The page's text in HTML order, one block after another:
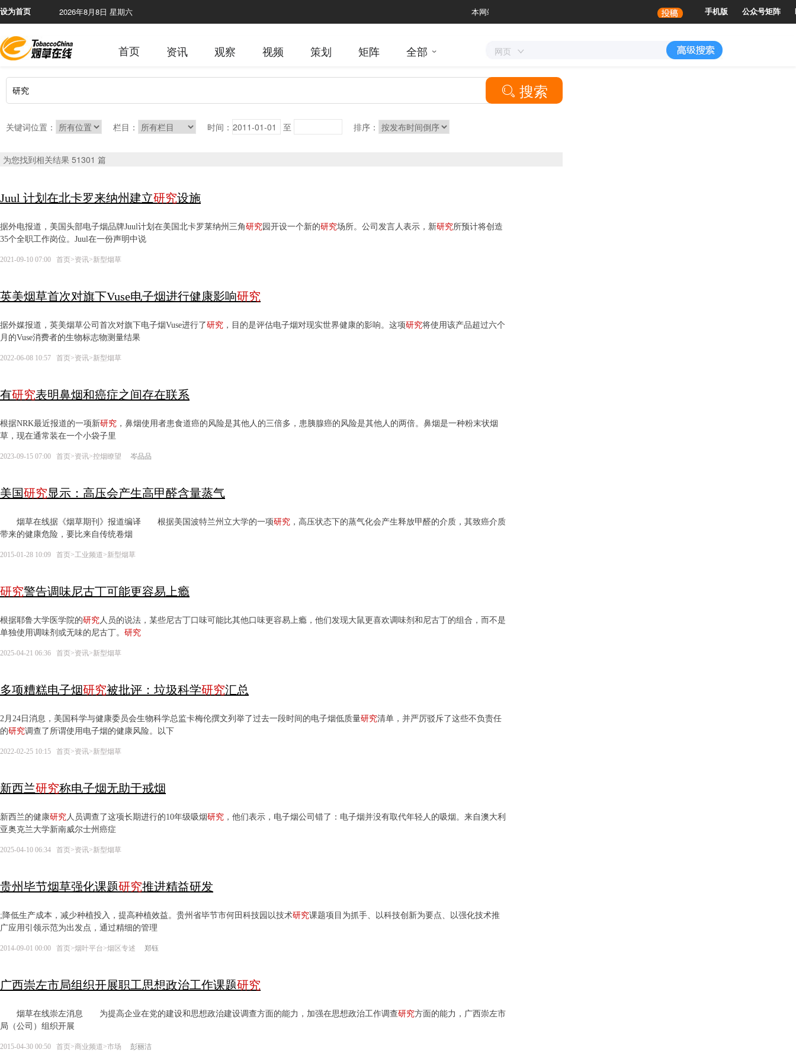
设为首页 2026年8月8日 星期六 本网站含有烟草内容，未成年人谢绝访问 手机版 公众号矩阵
首页 资讯 观察 视频 策划 矩阵 全部 网页
 搜索
关键词位置： 栏目： 时间： 至 排序：
为您找到相关结果 51301 篇
Juul 计划在北卡罗来纳州建立研究设施
据外电报道，美国头部电子烟品牌Juul计划在美国北卡罗莱纳州三角研究园开设一个新的研究场所。公司发言人表示，新研究所预计将创造
35个全职工作岗位。Juul在一份声明中说
2021-09-10 07:00 首页>资讯>新型烟草
英美烟草首次对旗下Vuse电子烟进行健康影响研究
据外媒报道，英美烟草公司首次对旗下电子烟Vuse进行了研究 ，目的是评估电子烟对现实世界健康的影响。这项研究将使用该产品超过六个
月的Vuse消费者的生物标志物测量结果
2022-06-08 10:57 首页>资讯>新型烟草
有研究表明鼻烟和癌症之间存在联系
根据NRK最近报道的一项新研究 ，鼻烟使用者患食道癌的风险是其他人的三倍多，患胰腺癌的风险是其他人的两倍。鼻烟是一种粉末状烟
草，现在通常装在一个小袋子里
2023-09-15 07:00 首页>资讯>控烟瞭望 岑品品
美国研究显示：高压会产生高甲醛含量蒸气
烟草在线据《烟草期刊》报道编译 根据美国波特兰州立大学的一项研究 ，高压状态下的蒸气化会产生释放甲醛的介质，其致癌介质
带来的健康危险，要比来自传统卷烟
2015-01-28 10:09 首页>工业频道>新型烟草
研究警告调味尼古丁可能更容易上瘾
根据耶鲁大学医学院的研究人员的说法，某些尼古丁口味可能比其他口味更容易上瘾，他们发现大鼠更喜欢调味剂和尼古丁的组合，而不是
单独使用调味剂或无味的尼古丁。 研究
2025-04-21 06:36 首页>资讯>新型烟草
多项糟糕电子烟研究被批评：垃圾科学研究汇总
2月24日消息，美国科学与健康委员会生物科学总监卡梅伦撰文列举了过去一段时间的电子烟低质量研究清单，并严厉驳斥了这些不负责任
的研究调查了所谓使用电子烟的健康风险。以下
2022-02-25 10:15 首页>资讯>新型烟草
新西兰研究称电子烟无助于戒烟
新西兰的健康研究人员调查了这项长期进行的10年级吸烟研究 ，他们表示，电子烟公司错了：电子烟并没有取代年轻人的吸烟。来自澳大利
亚奥克兰大学新南威尔士州癌症
2025-04-10 06:34 首页>资讯>新型烟草
贵州毕节烟草强化课题研究推进精益研发
;降低生产成本，减少种植投入，提高种植效益。贵州省毕节市何田科技园以技术研究课题项目为抓手、以科技创新为要点、以强化技术推
广应用引领示范为出发点，通过精细的管理
2014-09-01 00:00 首页>烟叶平台>烟区专述 郑钰
广西崇左市局组织开展职工思想政治工作课题研究
烟草在线崇左消息 为提高企业在党的建设和思想政治建设调查方面的能力，加强在思想政治工作调查研究方面的能力，广西崇左市
局（公司）组织开展
2015-04-30 00:50 首页>商业频道>市场 彭丽洁